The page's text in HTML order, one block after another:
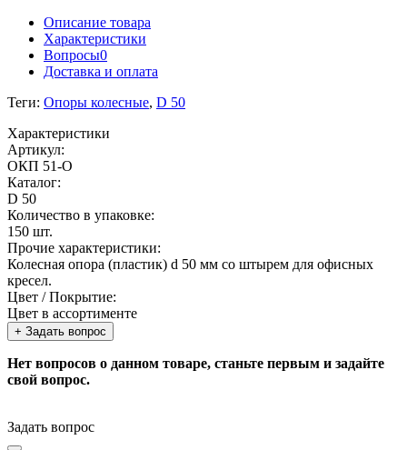
Описание товара
Характеристики
Вопросы0
Доставка и оплата
Теги: Опоры колесные, D 50
Характеристики
Артикул:
ОКП 51-О
Каталог:
D 50
Количество в упаковке:
150 шт.
Прочие характеристики:
Колесная опора (пластик) d 50 мм со штырем для офисных
кресел.
Цвет / Покрытие:
Цвет в ассортименте
+ Задать вопрос
Нет вопросов о данном товаре, станьте первым и задайте
свой вопрос.
Задать вопрос